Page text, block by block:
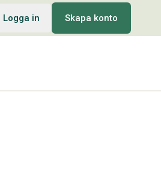
Logga in Skapa konto